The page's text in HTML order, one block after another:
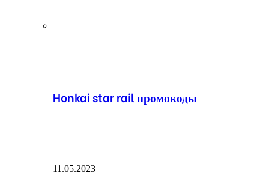
Honkai star rail промокоды
11.05.2023